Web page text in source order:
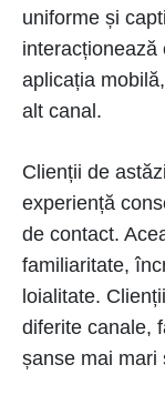
uniforme și
interacționează
aplicația
alt canal.
Clienții de
experiență
de contact.
familiaritate,
loialitate.
diferite canale,
șanse mai mari